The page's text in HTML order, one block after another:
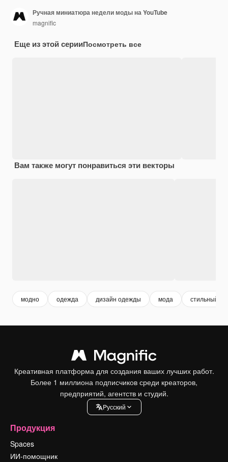
Ручная миниатюра недели моды на YouTube
magnific
Еще из этой серииПосмотреть все
Вам также могут понравиться эти векторы
модно одежда дизайн одежды мода стильный
Креативная платформа для создания ваших лучших работ.
Более 1 миллиона подписчиков среди креаторов,
предприятий, агентств и студий.
Pусский
Продукция
Spaces
ИИ-помощник